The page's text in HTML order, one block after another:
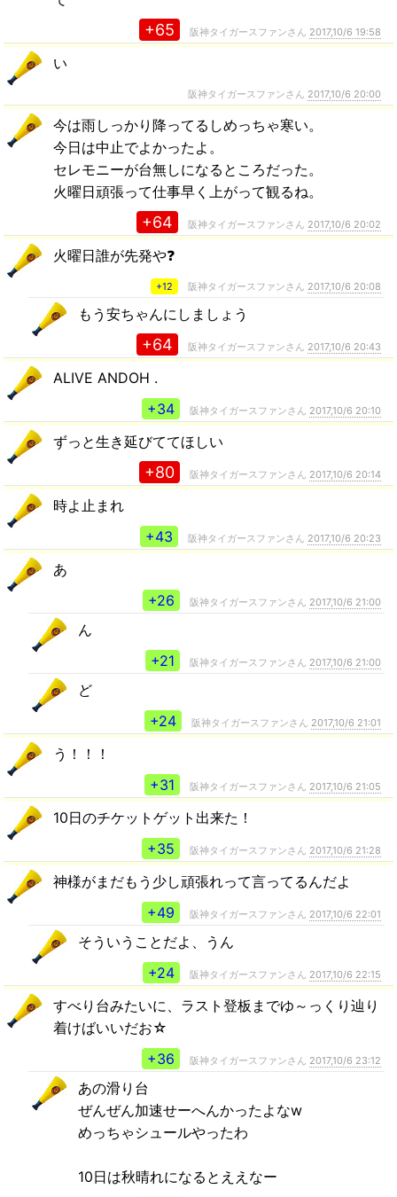
+65 阪神タイガースファンさん 2017,10/6 19:58
い
阪神タイガースファンさん 2017,10/6 20:00
今は雨しっかり降ってるしめっちゃ寒い。
今日は中止でよかったよ。
セレモニーが台無しになるところだった。
火曜日頑張って仕事早く上がって観るね。
+64 阪神タイガースファンさん 2017,10/6 20:02
火曜日誰が先発や❓
+12 阪神タイガースファンさん 2017,10/6 20:08
もう安ちゃんにしましょう
+64 阪神タイガースファンさん 2017,10/6 20:43
ALIVE ANDOH .
+34
阪神タイガースファンさん 2017,10/6 20:10
ずっと生き延びててほしい
+80 阪神タイガースファンさん 2017,10/6 20:14
時よ止まれ
+43
阪神タイガースファンさん 2017,10/6 20:23
あ
+26
阪神タイガースファンさん 2017,10/6 21:00
ん
+21
阪神タイガースファンさん 2017,10/6 21:00
ど
+24
阪神タイガースファンさん 2017,10/6 21:01
う！！！
+31
阪神タイガースファンさん 2017,10/6 21:05
10日のチケットゲット出来た！
+35
阪神タイガースファンさん 2017,10/6 21:28
神様がまだもう少し頑張れって言ってるんだよ
+49
阪神タイガースファンさん 2017,10/6 22:01
そういうことだよ、うん
+24
阪神タイガースファンさん 2017,10/6 22:15
すべり台みたいに、ラスト登板までゆ～っくり辿り
着けばいいだお☆
+36
阪神タイガースファンさん 2017,10/6 23:12
あの滑り台
ぜんぜん加速せーへんかったよなw
めっちゃシュールやったわ
10日は秋晴れになるとええなー